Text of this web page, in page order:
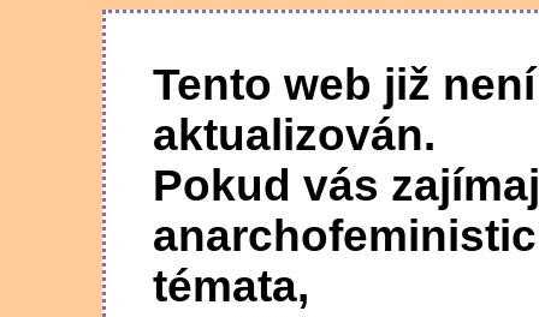
Tento web již není
aktualizován.
Pokud vás
témata,